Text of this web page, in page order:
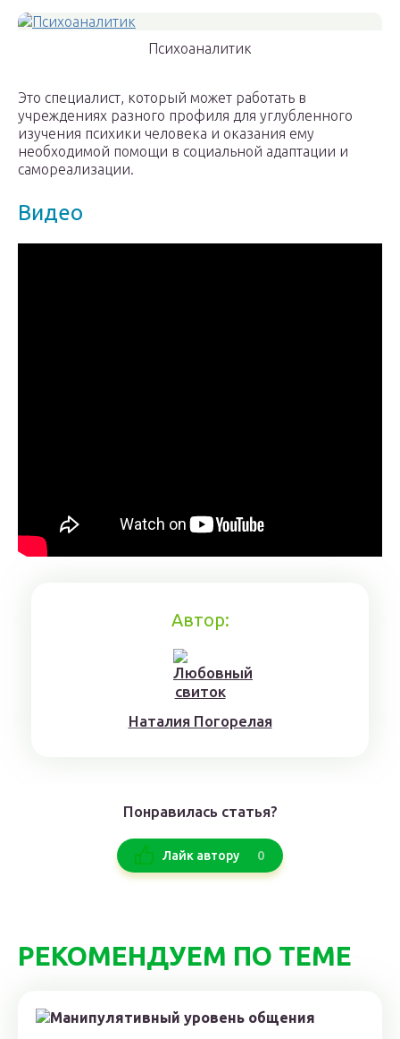
Психоаналитик
Это специалист, который может работать в
учреждениях разного профиля для углубленного
изучения психики человека и оказания ему
необходимой помощи в социальной адаптации и
самореализации.
Видео
Автор:
Нaтaлия Погорелая
Понравилась статья?
Лайк автору 0
РЕКОМЕНДУЕМ ПО ТЕМЕ